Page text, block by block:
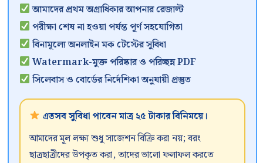
আমাদের প্রথম অগ্রাধিকার আপনার রেজাল্ট
পরীক্ষা শেষ না হওয়া পর্যন্ত পূর্ণ সহযোগিতা
বিনামূল্যে অনলাইন মক টেস্টের সুবিধা
Watermark-মুক্ত পরিষ্কার ও পরিচ্ছন্ন PDF
সিলেবাস ও বোর্ডের নির্দেশিকা অনুযায়ী প্রস্তুত
এতসব সুবিধা পাবেন মাত্র ২৫ টাকার বিনিময়ে।
আমাদের মূল লক্ষ্য শুধু সাজেশন বিক্রি করা নয়; বরং
ছাত্রছাত্রীদের উপকৃত করা, তাদের ভালো ফলাফল করতে